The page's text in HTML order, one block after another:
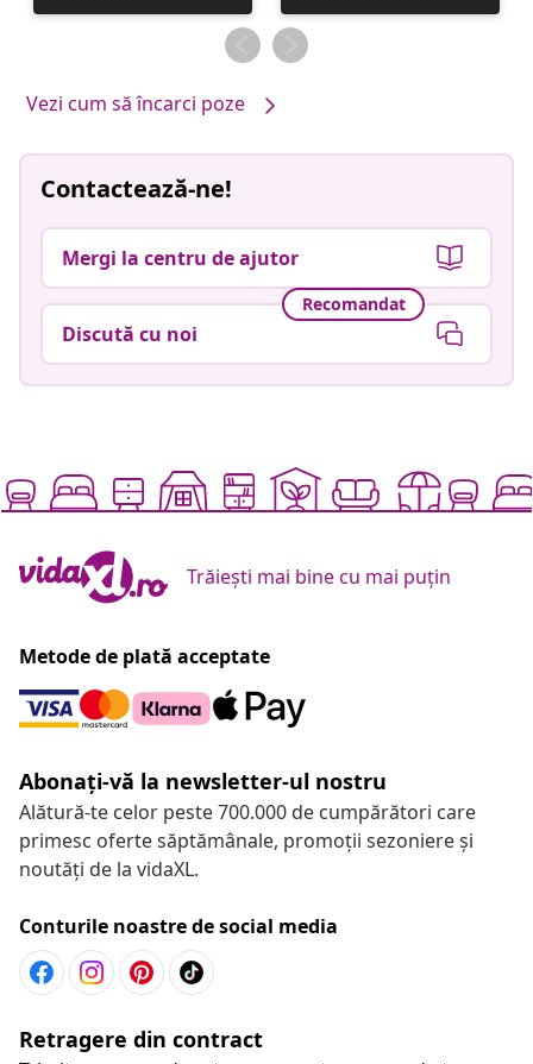
publicată
publicată
de
Vezi cum să încarci poze
Contactează-ne!
Mergi la centru de ajutor
Recomandat
Discută cu noi
Trăiești mai bine cu mai puțin
Metode de plată acceptate
Abonați-vă la newsletter-ul nostru
Alătură-te celor peste 700.000 de cumpărători care
primesc oferte săptămânale, promoții sezoniere și
noutăți de la vidaXL.
Conturile noastre de social media
Retragere din contract